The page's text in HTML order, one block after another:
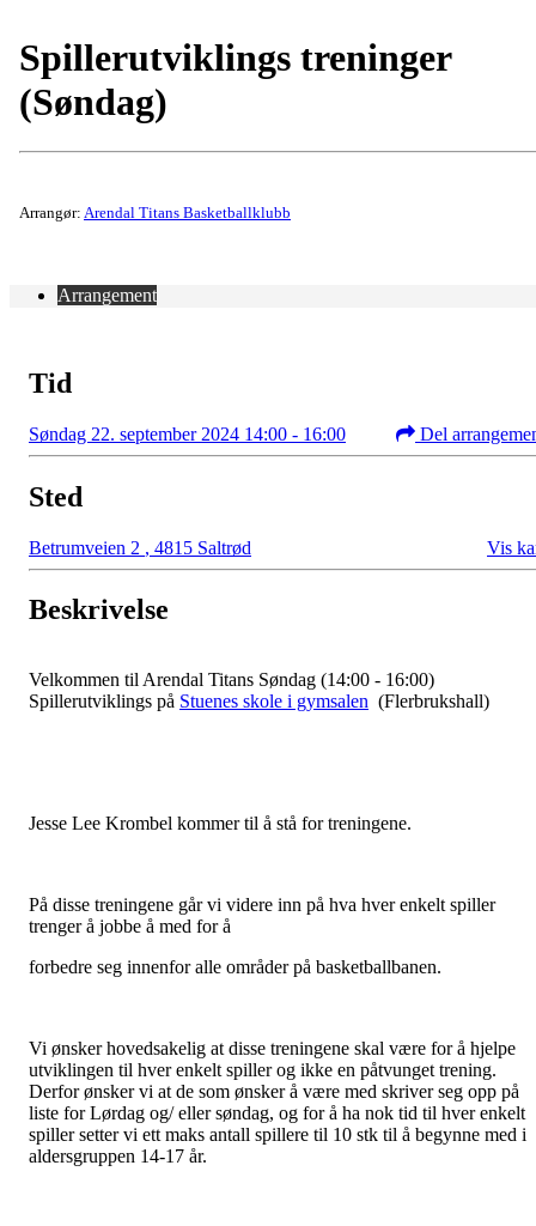
Spillerutviklings treninger
(Søndag)
Arrangør: Arendal Titans Basketballklubb
Arrangement
Tid
Søndag 22. september 2024 14:00 - 16:00 Del
Sted
Betrumveien 2 , 4815 Saltrød Vis
Beskrivelse
Velkommen til Arendal Titans Søndag (14:00 - 16:00)
Spillerutviklings på Stuenes skole i gymsalen (Flerbrukshall)
Jesse Lee Krombel kommer til å stå for treningene.
På disse treningene går vi videre inn på hva hver enkelt spiller
trenger å jobbe å med for å
forbedre seg innenfor alle områder på basketballbanen.
Vi ønsker hovedsakelig at disse treningene skal være for å hjelpe
utviklingen til hver enkelt spiller og ikke en påtvunget trening.
Derfor ønsker vi at de som ønsker å være med skriver seg opp på
liste for Lørdag og/ eller søndag, og for å ha nok tid til hver enkelt
spiller setter vi ett maks antall spillere til 10 stk til å begynne med i
aldersgruppen 14-17 år.